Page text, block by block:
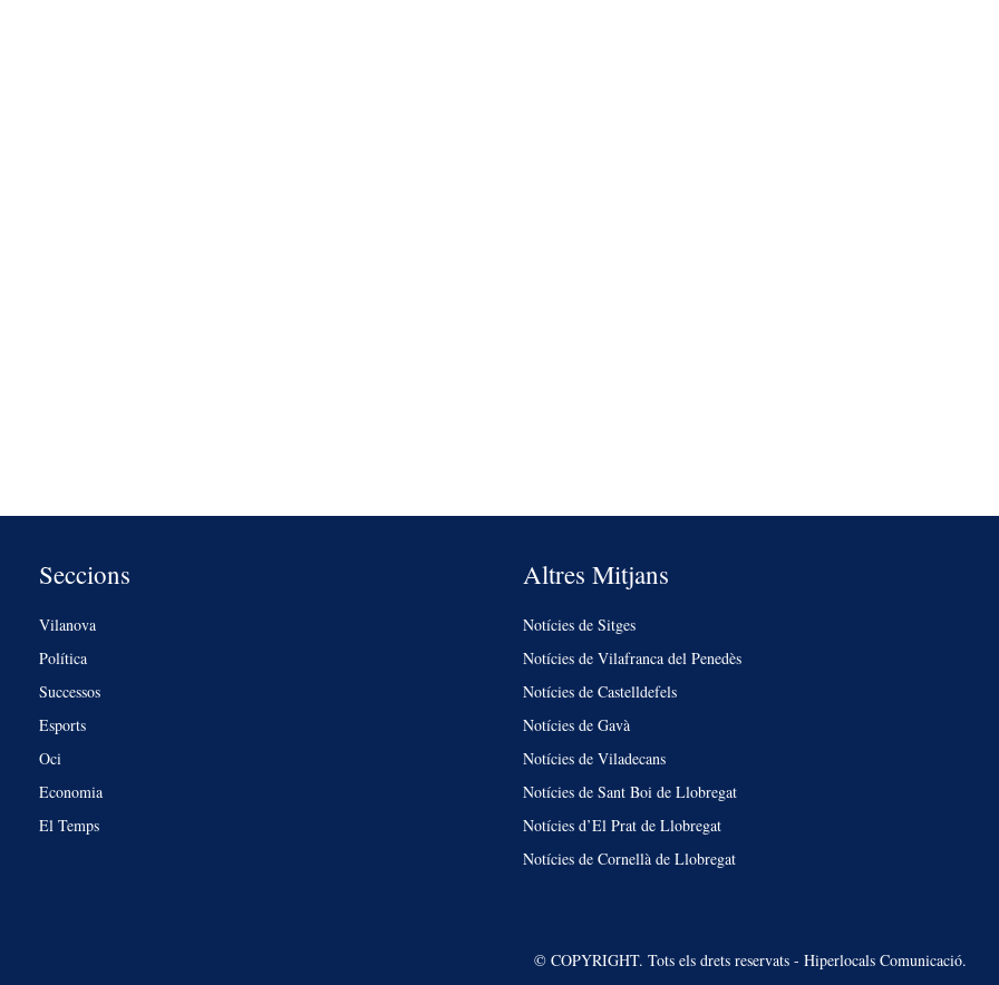
Seccions
Vilanova
Política
Successos
Esports
Oci
Economia
El Temps
Altres Mitjans
Notícies de Sitges
Notícies de Vilafranca del Penedès
Notícies de Castelldefels
Notícies de Gavà
Notícies de Viladecans
Notícies de Sant Boi de Llobregat
Notícies d’El Prat de Llobregat
Notícies de Cornellà de Llobregat
© COPYRIGHT. Tots els drets reservats - Hiperlocals Comunicació.